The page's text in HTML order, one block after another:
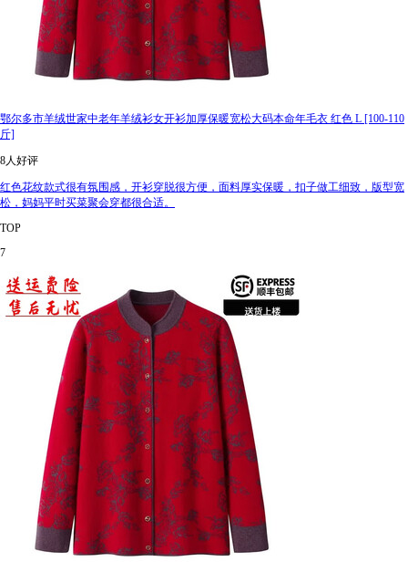
鄂尔多市羊绒世家中老年羊绒衫女开衫加厚保暖宽松大码本命年毛衣 红色 L [100-110
斤]
8人好评
红色花纹款式很有氛围感，开衫穿脱很方便，面料厚实保暖，扣子做工细致，版型宽
松，妈妈平时买菜聚会穿都很合适。
TOP
7